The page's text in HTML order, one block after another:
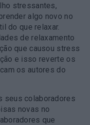
stressantes,
algo novo no
do que relaxar.
de relaxamento
que causou stress
e isso reverte os
os autores do
seus colaboradores
novas no
que